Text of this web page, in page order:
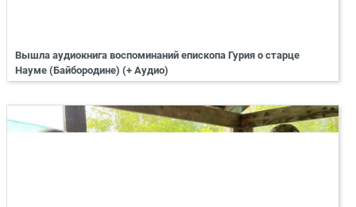
Вышла аудиокнига воспоминаний епископа Гурия о старце
Науме (Байбородине) (+ Аудио)